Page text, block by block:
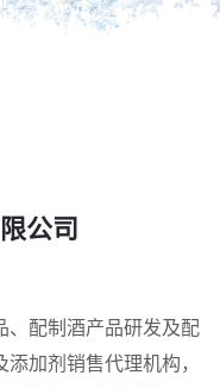
公司
、配制酒产品研发及配
加剂销售代理机构，